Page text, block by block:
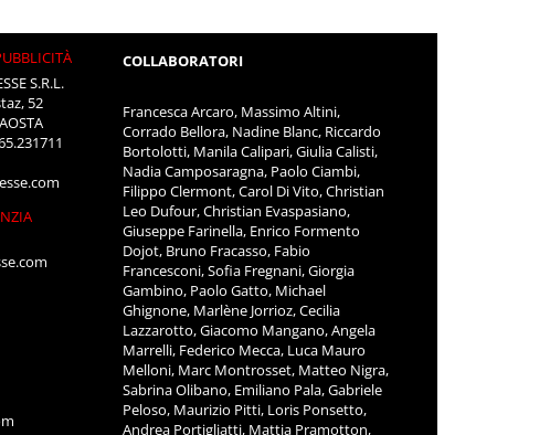
S.R.L.
52
COLLABORATORI
Francesca Arcaro, Massimo Altini,
Corrado Bellora, Nadine Blanc, Riccardo
Bortolotti, Manila Calipari, Giulia Calisti,
Nadia Camposaragna, Paolo Ciambi,
Filippo Clermont, Carol Di Vito, Christian
Leo Dufour, Christian Evaspasiano,
Giuseppe Farinella, Enrico Formento
Dojot, Bruno Fracasso, Fabio
Francesconi, Sofia Fregnani, Giorgia
Gambino, Paolo Gatto, Michael
Ghignone, Marlène Jorrioz, Cecilia
Lazzarotto, Giacomo Mangano, Angela
Marrelli, Federico Mecca, Luca Mauro
Melloni, Marc Montrosset, Matteo Nigra,
Sabrina Olibano, Emiliano Pala, Gabriele
Peloso, Maurizio Pitti, Loris Ponsetto,
Andrea Portigliatti, Mattia Pramotton,